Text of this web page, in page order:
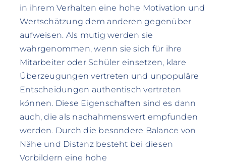
in ihrem Verhalten eine hohe Motivation und
Wertschätzung dem anderen gegenüber
aufweisen. Als mutig werden sie
wahrgenommen, wenn sie sich für ihre
Mitarbeiter oder Schüler einsetzen, klare
Überzeugungen vertreten und unpopuläre
Entscheidungen authentisch vertreten
können. Diese Eigenschaften sind es dann
auch, die als nachahmenswert empfunden
werden. Durch die besondere Balance von
Nähe und Distanz besteht bei diesen
Vorbildern eine hohe